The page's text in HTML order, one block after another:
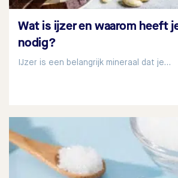
Wat is ijzer en waarom heeft
nodig?
IJzer is een belangrijk mineraal dat je…